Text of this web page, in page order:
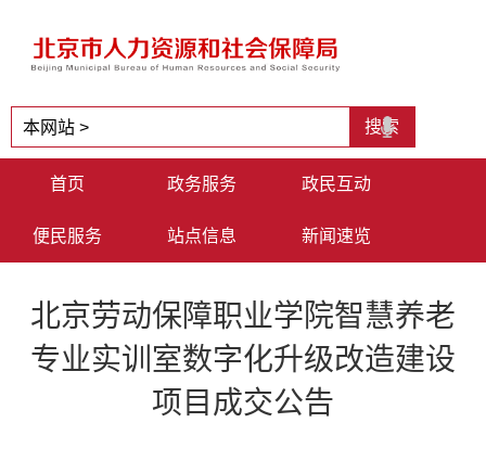
首页 政务服务 政民互动
便民服务 站点信息 新闻速览
北京劳动保障职业学院智慧养老
专业实训室数字化升级改造建设
项目成交公告